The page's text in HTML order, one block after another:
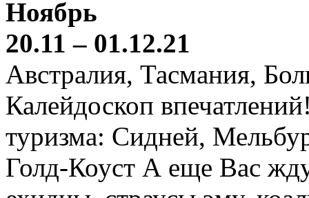
Ноябрь
20.11 – 01.12.21
Австралия, Тасмания,
Калейдоскоп
туризма: Сидней,
Голд-Коуст А еще Вас